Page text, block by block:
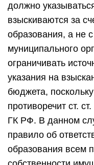
должно
взыскиваются за
образования, а не
муниципального
ограничивать
указания на
бюджета,
противоречит ст.
ГК РФ. В данном
правило об
образования всем